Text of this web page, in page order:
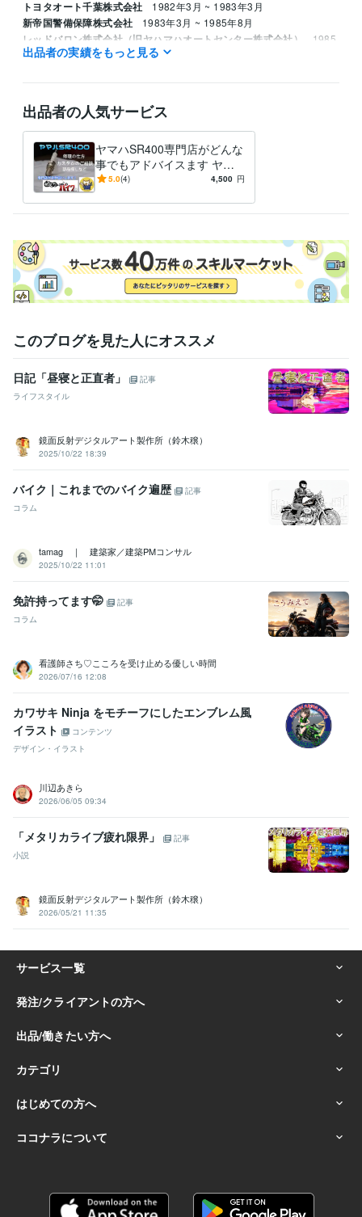
トヨタオート千葉株式会社 1982年3月 ~ 1983年3月
新帝国警備保障株式会社 1983年3月 ~ 1985年8月
レッドバロン株式会社（旧ヤハマハオートセンター株式会社）
1985
年8月 ~ 1995年8月
資格・検定
ガソリン2級自動車整備士 取得年 : 1983年
普通自動車運転免許 取得年 : 1981年
普通自動二輪免許 取得年 : 1982年
中型自動車第一種運転免許 取得年 : 1980年
二級自動車整備士（ガソリン・ジーゼル・シャシ・二輪）
981年
ガス溶接技能者 取得年 : 1980年
得意分野
学習指導・資格・キャリア相談 オートバイの整備
学歴
出品者の実績をもっと見る
出品者の人気サービス
ヤマハSR400専門店がどんな
事でもアドバイスます ヤマ
ハSR400専門店が全面アドバ
5.0(4) 4,500 円
このブログを見た人にオススメ
日記「昼寝と正直者」
記事
ライフスタイル
鏡面反射デジタルアート製作所（鈴木穣）
2025/10/22 18:39
バイク｜これまでのバイク遍歴
記事
コラム
tamag ｜ 建築家／建築PMコンサル
2025/10/22 11:01
免許持ってます🤭
記事
コラム
看護師さち♡こころを受け止める優しい時間
2026/07/16 12:08
カワサキ Ninja をモチーフにしたエンブレム風
イラスト
コンテンツ
デザイン・イラスト
川辺あきら
2026/06/05 09:34
「メタリカライブ疲れ限界」
記事
小説
鏡面反射デジタルアート製作所（鈴木穣）
2026/05/21 11:35